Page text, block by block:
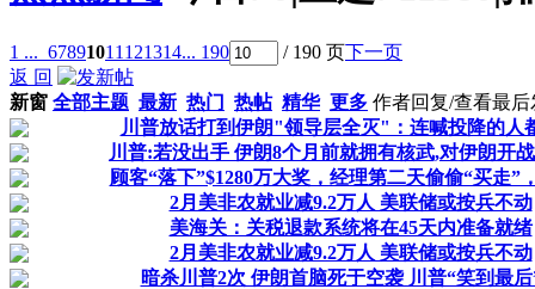
1 ... 67891011 121314... 190 / 190 页下一页
返 回
新窗 全部主题 最新 热门 热帖 精华 更多 作者回复/查看最后
川普放话打到伊朗"领导层全灭"：连喊投降的人
川普:若没出手 伊朗8个月前就拥有核武,对伊朗开
顾客“落下”$1280万大奖，经理第二天偷偷“买走”
2月美非农就业减9.2万人 美联储或按兵不动
美海关：关税退款系统将在45天内准备就绪
2月美非农就业减9.2万人 美联储或按兵不动
暗杀川普2次 伊朗首脑死于空袭 川普“笑到最